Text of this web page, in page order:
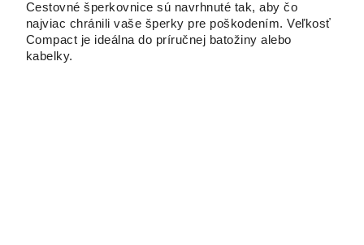
Cestovné šperkovnice sú navrhnuté tak, aby čo
najviac chránili vaše šperky pre poškodením. Veľkosť
Compact je ideálna do príručnej batožiny alebo
kabelky.